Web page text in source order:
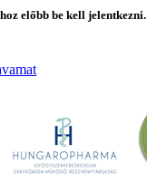
előbb be kell jelentkezni.